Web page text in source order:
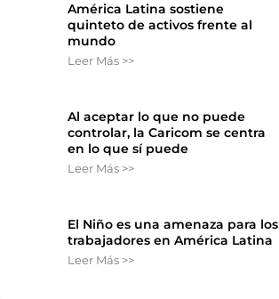
América Latina sostiene
quinteto de activos frente al
mundo
Leer Más >>
Al aceptar lo que no puede
controlar, la Caricom se centra
en lo que sí puede
Leer Más >>
El Niño es una amenaza para los
trabajadores en América Latina
Leer Más >>